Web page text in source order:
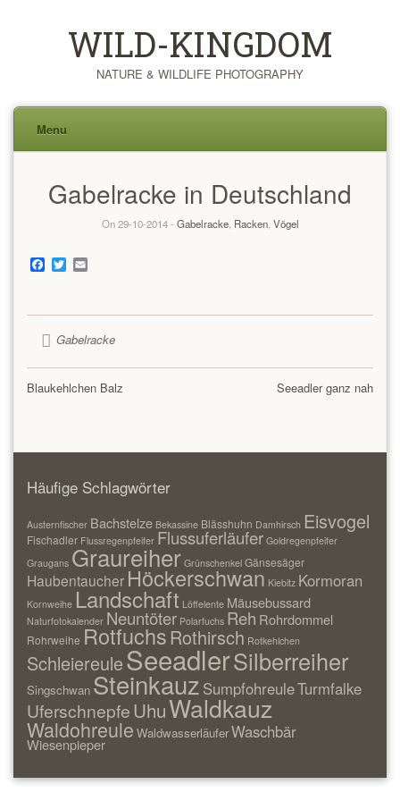
WILD-KINGDOM
NATURE & WILDLIFE PHOTOGRAPHY
Menu
contentGabelracke in Deutschland
On 29-10-2014 - Gabelracke, Racken, Vögel
Facebook
TwitterEmail
Gabelracke
Seeadler ganz nah
Blaukehlchen Balz
Häufige Schlagwörter
Austernfischer Bachstelze Bekassine Blässhuhn Damhirsch Eisvogel
Fischadler Flussregenpfeifer Flussuferläufer Goldregenpfeifer
Graugans Graureiher Grünschenkel Gänsesäger
Haubentaucher Höckerschwan Kiebitz Kormoran
Kornweihe Landschaft Löffelente Mäusebussard
Naturfotokalender Neuntöter Polarfuchs Reh Rohrdommel
Rohrweihe Rotfuchs Rothirsch Rotkehlchen
SchleiereuleSeeadlerSilberreiher
Singschwan Steinkauz SumpfohreuleTurmfalke
UferschnepfeUhuWaldkauz
Waldohreule WaldwasserläuferWaschbär
Wiesenpieper